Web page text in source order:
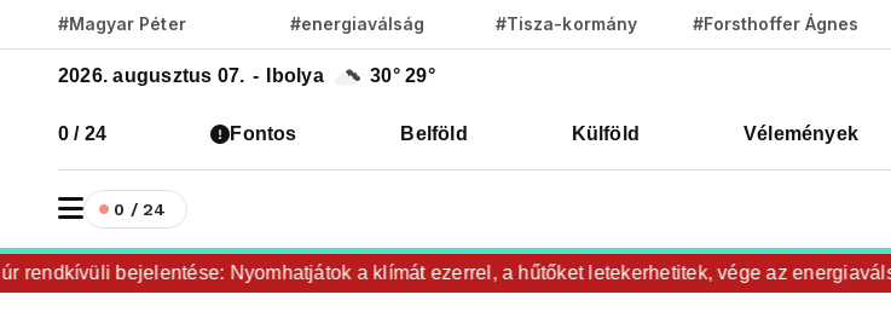
#Magyar Péter #energiaválság #Tisza-kormány #Forsthoffer Ágnes
2026. augusztus 07. - Ibolya 30° 29°
0 / 24 Fontos Belföld Külföld Vélemények
0 / 24
bejelentése: Nyomhatjátok a klímát ezerrel, a hűtőket letekerhetitek, vége az energiaválságnak